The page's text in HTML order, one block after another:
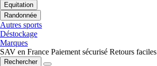
Equitation
Randonnée
Autres sports
Déstockage
Marques
SAV en France Paiement sécurisé Retours faciles
Rechercher